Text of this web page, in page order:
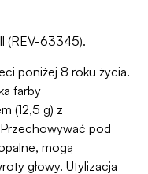
(REV-63345).
poniżej 8 roku życia.
farby
(12,5 g) z
pod
mogą
głowy. Utylizacja